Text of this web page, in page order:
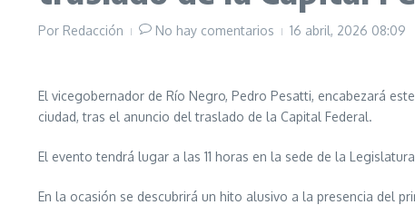
Por Redacción No hay comentarios 16 abril, 2026 08:09
El vicegobernador de Río Negro, Pedro Pesatti, encabezará
ciudad, tras el anuncio del traslado de la Capital Federal.
El evento tendrá lugar a las 11 horas en la sede de la
En la ocasión se descubrirá un hito alusivo a la presencia del